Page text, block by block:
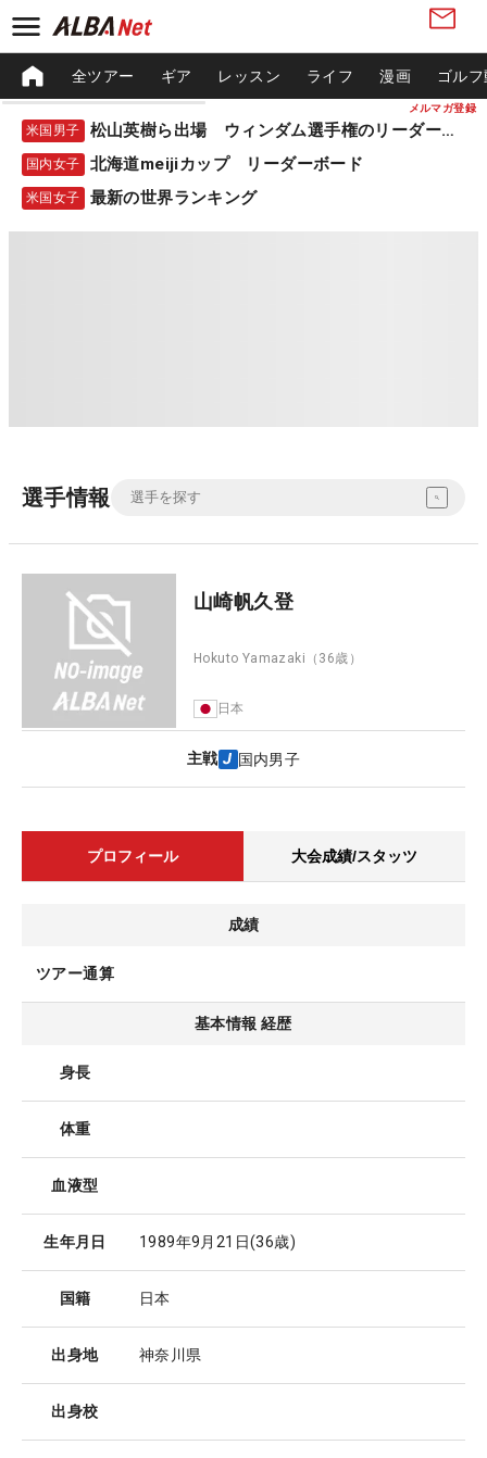
メルマガ登録
全ツアー ギア レッスン ライフ 漫画 ゴル
米国男子 松山英樹ら出場 ウィンダム選手権のリーダーボード
国内女子 北海道meijiカップ リーダーボード
米国女子 最新の世界ランキング
選手情報
山崎帆久登
Hokuto Yamazaki （36歳）
日本
主戦 国内男子
プロフィール 大会成績/スタッツ
成績
ツアー通算
基本情報 経歴
身長
体重
血液型
生年月日 1989年9月21日(36歳)
国籍 日本
出身地 神奈川県
出身校